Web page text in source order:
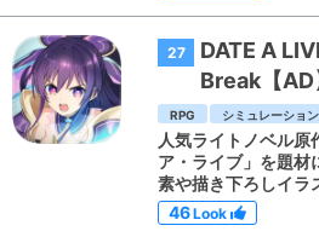
27
DATE A
Break【AD
RPG シミュレーション
人気ライトノベル原
ア・ライブ」を題材
素や描き下ろしイラ
46Look